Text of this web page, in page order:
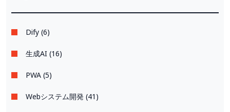
Dify (6)
生成AI (16)
PWA (5)
Webシステム開発 (41)